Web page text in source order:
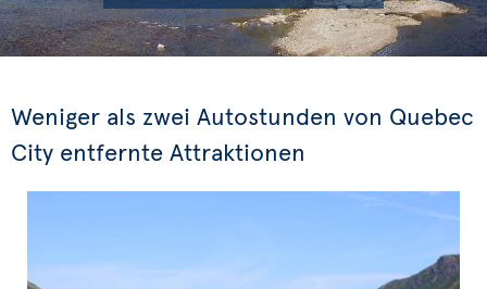
Weniger als zwei Autostunden von Quebec
City entfernte Attraktionen